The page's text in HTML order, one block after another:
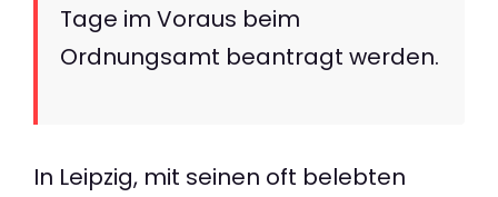
Tage im Voraus beim
Ordnungsamt beantragt werden.
In Leipzig, mit seinen oft belebten